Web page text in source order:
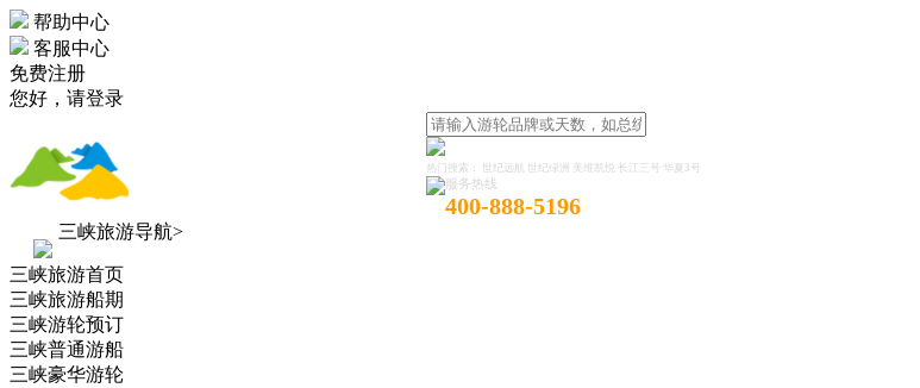
帮助中心
客服中心
免费注册
您好， 请登录
热门搜索： 世纪远航 世纪绿洲 美维凯悦 长江三号 华夏3号
服务热线
400-888-5196
三峡旅游导航>
三峡旅游首页
三峡旅游船期
三峡游轮预订
三峡普通游船
三峡豪华游轮